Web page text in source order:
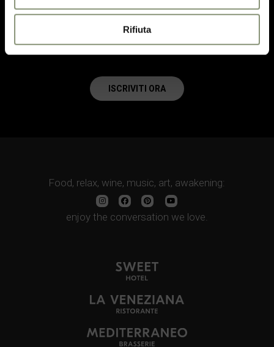
Rifiuta
Iscriviti allaSweet Newsletterper
essere aggiornato sulle nostre attività
e ricevere offerte esclusive.
ISCRIVITI ORA
Food, relax, wine, music, art, awakening:
enjoy the conversation we love.